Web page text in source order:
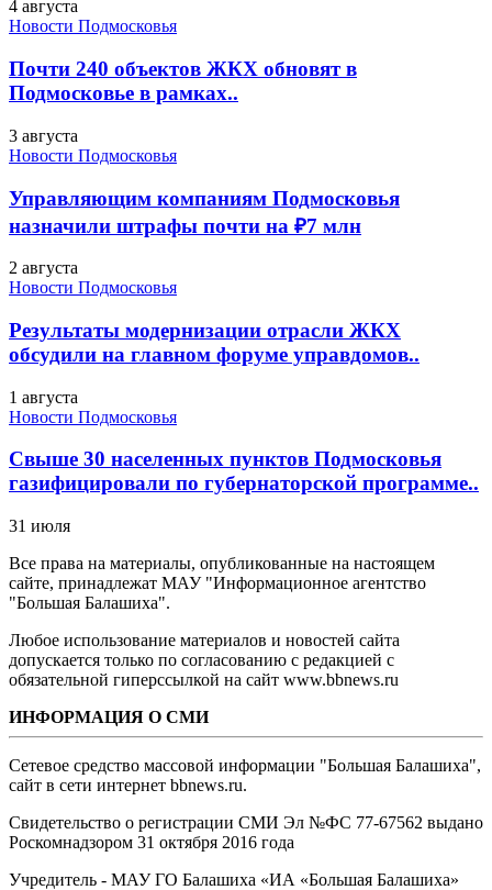
4 августа
Новости Подмосковья
Почти 240 объектов ЖКХ обновят в
Подмосковье в рамках..
3 августа
Новости Подмосковья
Управляющим компаниям Подмосковья
назначили штрафы почти на ₽7 млн
2 августа
Новости Подмосковья
Результаты модернизации отрасли ЖКХ
обсудили на главном форуме управдомов..
1 августа
Новости Подмосковья
Свыше 30 населенных пунктов Подмосковья
газифицировали по губернаторской программе..
31 июля
Все права на материалы, опубликованные на настоящем
сайте, принадлежат МАУ "Информационное агентство
"Большая Балашиха".
Любое использование материалов и новостей сайта
допускается только по согласованию с редакцией с
обязательной гиперссылкой на сайт www.bbnews.ru
ИНФОРМАЦИЯ О СМИ
Сетевое средство массовой информации "Большая Балашиха",
сайт в сети интернет bbnews.ru.
Свидетельство о регистрации СМИ Эл №ФС ‎77-67562 выдано
Роскомнадзором 31 октября 2016 года
Учредитель - МАУ ГО Балашиха «ИА «Большая Балашиха»